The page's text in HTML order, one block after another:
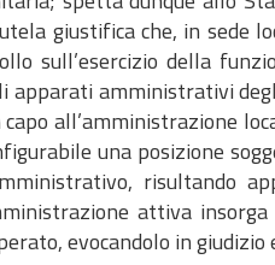
giustifica che, in sede
sull’esercizio della
apparati amministrativi
all’amministrazione
una posizione
risultando
attiva
evocandolo in giudizio